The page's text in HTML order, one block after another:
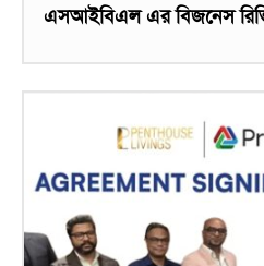
এসআইবিএল এর বিজনেস